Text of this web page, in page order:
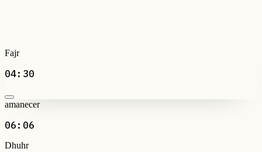
Fajr
04:30
amanecer
06:06
Dhuhr